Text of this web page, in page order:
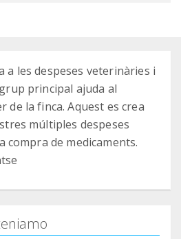
a les despeses veterinàries i
principal ajuda al
de la finca. Aquest es crea
múltiples despeses
compra de medicaments.